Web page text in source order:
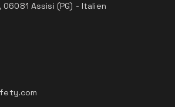
06081 Assisi (PG) - Italien